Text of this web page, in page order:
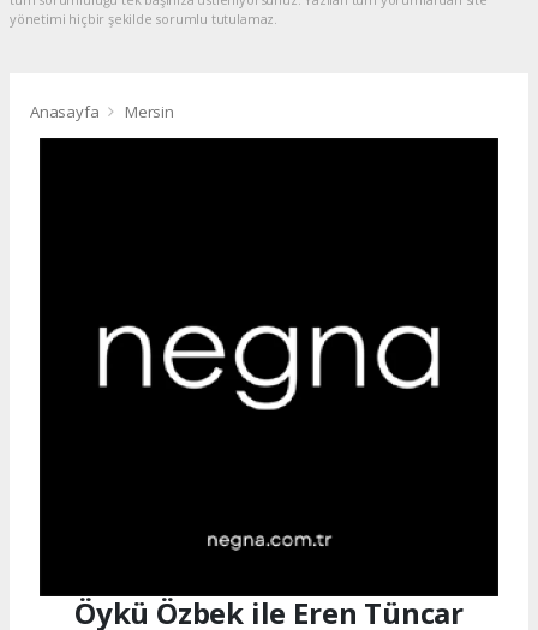
yönetimi hiçbir şekilde sorumlu tutulamaz.
Anasayfa Mersin
Öykü Özbek ile Eren Tüncar